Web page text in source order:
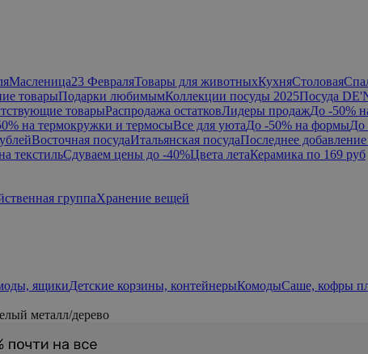
Масленица23 ФевраляТовары для животныхКухняСтоловая
товарыПодарки любимымКоллекции посуды 2025Посуда
товарыРаспродажа остатковЛидеры продажДо -50%
на термокружки и термосыВсе для уютаДо -50% на формыДо
Восточная посудаИтальянская посудаПоследнее
текстильСдуваем цены до -40%Цвета летаКерамика по 169 руб
группаХранение вещей
ящикиДетские корзины, контейнерыКомодыСаше, кофры
металл/дерево